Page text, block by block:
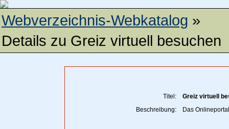
Webverzeichnis-Webkatalog »
Details zu Greiz virtuell besuchen
Titel:
Greiz virtuell
Beschreibung:
Das